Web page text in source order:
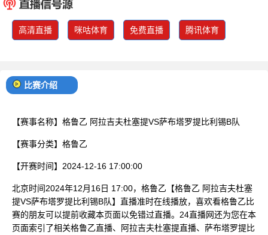
高清直播 咪咕体育 免费直播 腾讯体育
比赛介绍
【赛事名称】 格鲁乙 阿拉吉夫杜塞提VS萨布塔罗提比利锡B队
【赛事分类】 格鲁乙
【开赛时间】 2024-12-16 17:00:00
北京时间2024年12月16日 17:00，格鲁乙【格鲁乙 阿拉吉夫杜塞
提VS萨布塔罗提比利锡B队】直播准时在线播放，喜欢看格鲁乙比
赛的朋友可以提前收藏本页面以免错过直播。24直播网还为您在本
页面索引了相关格鲁乙直播、阿拉吉夫杜塞提直播、萨布塔罗提比